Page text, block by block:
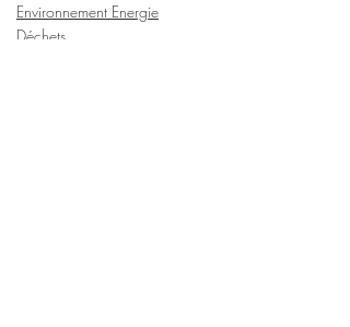
Environnement Energie
Déchets